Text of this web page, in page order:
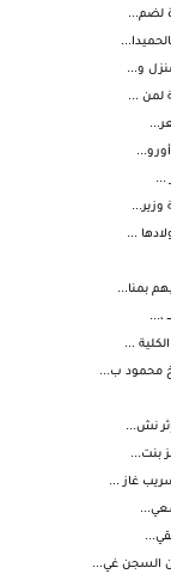
لضم...
و...
لمن ...
...
وزير...
...
بمنا...
،...
...
محمود ب...
نش...
بنت...